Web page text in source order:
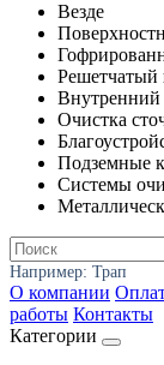
Везде
Решетчатый
Внутренний
Очистка
Подземные
Системы
Например: Трап
О компании
работы Контакты
Категории